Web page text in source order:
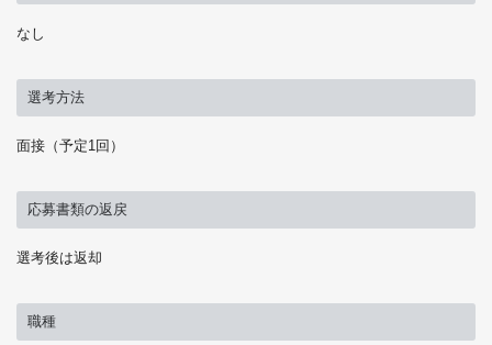
なし
選考方法
面接（予定1回）
応募書類の返戻
選考後は返却
職種